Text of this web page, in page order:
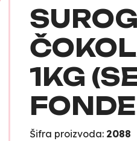
1KG
Šifra proizvoda: 2088